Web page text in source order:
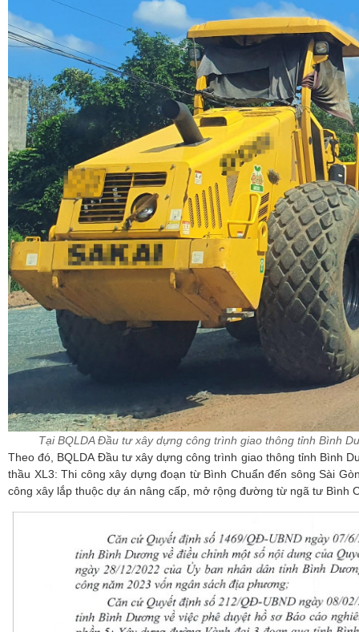
Tại BQLDA Đầu tư xây dựng công trình giao thông tỉnh Bình
Theo đó, BQLDA Đầu tư xây dựng công trình giao thông tỉnh Bình
thầu XL3: Thi công xây dựng đoạn từ Bình Chuẩn đến sông Sài
công xây lắp thuộc dự án nâng cấp, mở rộng đường từ ngã tư